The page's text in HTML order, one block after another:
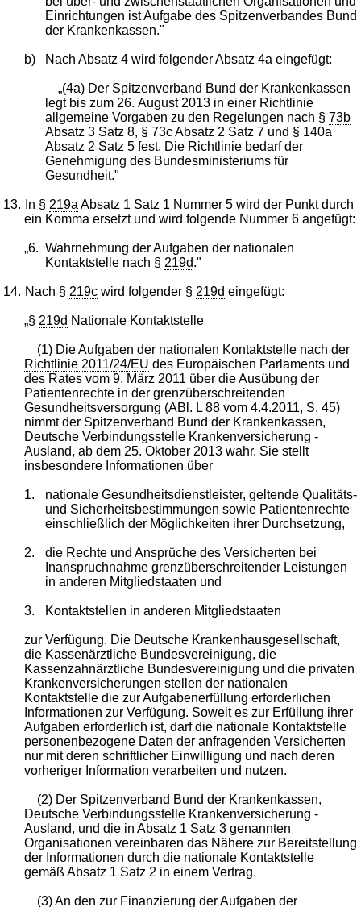
Einrichtungen ist Aufgabe des Spitzenverbandes Bund
der Krankenkassen."
b) Nach Absatz 4 wird folgender Absatz 4a eingefügt:
„(4a) Der Spitzenverband Bund der Krankenkassen
legt bis zum 26. August 2013 in einer Richtlinie
allgemeine Vorgaben zu den Regelungen nach § 73b
Absatz 3 Satz 8, § 73cAbsatz 2 Satz 7 und § 140a
Absatz 2 Satz 5 fest. Die Richtlinie bedarf der
Genehmigung des Bundesministeriums für
Gesundheit."
13. In § 219a Absatz 1 Satz 1 Nummer 5 wird der Punkt durch
ein Komma ersetzt und wird folgende Nummer 6 angefügt:
„6. Wahrnehmung der Aufgaben der nationalen
Kontaktstelle nach § 219d."
14. Nach § 219c wird folgender § 219d eingefügt:
„§ 219d Nationale Kontaktstelle
(1) Die Aufgaben der nationalen Kontaktstelle nach der
Richtlinie 2011/24/EU des Europäischen Parlaments und
des Rates vom 9. März 2011 über die Ausübung der
Patientenrechte in der grenzüberschreitenden
Gesundheitsversorgung (ABl. L 88 vom 4.4.2011, S. 45)
nimmt der Spitzenverband Bund der Krankenkassen,
Deutsche Verbindungsstelle Krankenversicherung -
Ausland, ab dem 25. Oktober 2013 wahr. Sie stellt
insbesondere Informationen über
1.
nationale Gesundheitsdienstleister, geltende Qualitäts-
und Sicherheitsbestimmungen sowie Patientenrechte
einschließlich der Möglichkeiten ihrer Durchsetzung,
2.
die Rechte und Ansprüche des Versicherten bei
Inanspruchnahme grenzüberschreitender Leistungen
in anderen Mitgliedstaaten und
3. Kontaktstellen in anderen Mitgliedstaaten
zur Verfügung. Die Deutsche Krankenhausgesellschaft,
die Kassenärztliche Bundesvereinigung, die
Kassenzahnärztliche Bundesvereinigung und die privaten
Krankenversicherungen stellen der nationalen
Kontaktstelle die zur Aufgabenerfüllung erforderlichen
Informationen zur Verfügung. Soweit es zur Erfüllung ihrer
Aufgaben erforderlich ist, darf die nationale Kontaktstelle
personenbezogene Daten der anfragenden Versicherten
nur mit deren schriftlicher Einwilligung und nach deren
vorheriger Information verarbeiten und nutzen.
(2) Der Spitzenverband Bund der Krankenkassen,
Deutsche Verbindungsstelle Krankenversicherung -
Ausland, und die in Absatz 1 Satz 3 genannten
Organisationen vereinbaren das Nähere zur Bereitstellung
der Informationen durch die nationale Kontaktstelle
gemäß Absatz 1 Satz 2 in einem Vertrag.
(3) An den zur Finanzierung der Aufgaben der